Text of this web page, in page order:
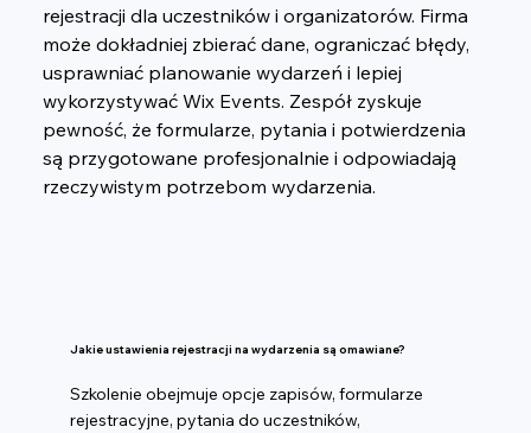
rejestracji dla uczestników i organizatorów. Firma
może dokładniej zbierać dane, ograniczać błędy,
usprawniać planowanie wydarzeń i lepiej
wykorzystywać Wix Events. Zespół zyskuje
pewność, że formularze, pytania i potwierdzenia
są przygotowane profesjonalnie i odpowiadają
rzeczywistym potrzebom wydarzenia.
Jakie ustawienia rejestracji na wydarzenia są omawiane?
Szkolenie obejmuje opcje zapisów, formularze
rejestracyjne, pytania do uczestników,